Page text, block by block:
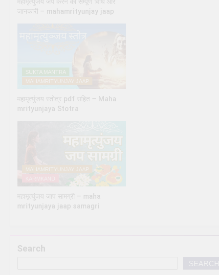
जानकारी – mahamrityunjay jaap
SUKTA MANTRA
MAHAMRITYUNJAY JAAP
महामृत्युंजय स्तोत्र pdf सहित – Maha
mrityunjaya Stotra
MAHAMRITYUNJAY JAAP
महामृत्युंजय जाप सामग्री – maha
mrityunjaya jaap samagri
Search